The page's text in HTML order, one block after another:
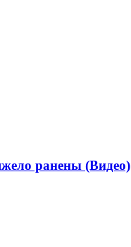
ранены (Видео)